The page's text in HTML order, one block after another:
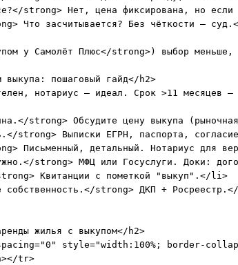
strong> Нет, цена фиксирована, но
Что засчитывается? Без чёткости –
у Самолёт Плюс</strong>) выбор
выкупа: пошаговый гайд</h2>
нотариус – идеал. Срок >11 месяцев
strong> Обсудите цену выкупа
strong> Выписки ЕГРН, паспорта,
Письменный, детальный. Нотариус для
strong> МФЦ или Госуслуги. Доки:
Квитанции с пометкой "выкуп".</li>
strong> ДКП +
жилья с выкупом</h2>
style="width:100%; border-
tr>